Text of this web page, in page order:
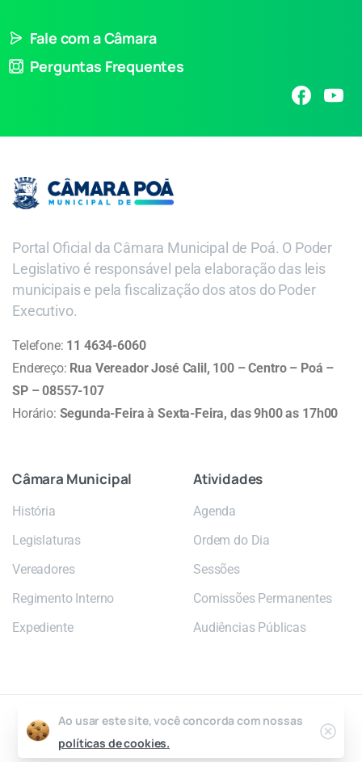
Fale com a Câmara
Perguntas Frequentes
Portal Oficial da Câmara Municipal de Poá. O Poder
Legislativo é responsável pela elaboração das leis
municipais e pela fiscalização dos atos do Poder
Executivo.
Telefone: 11 4634-6060
Endereço: Rua Vereador José Calil, 100 – Centro – Poá –
SP – 08557-107
Horário: Segunda-Feira à Sexta-Feira, das 9h00 as 17h00
Câmara Municipal
História
Legislaturas
Vereadores
Regimento Interno
Expediente
Atividades
Agenda
Ordem do Dia
Sessões
Comissões Permanentes
Audiências Públicas
2026 © Câmara Municipal de Poá
Ao usar este site, você concorda com nossas
políticas de cookies.